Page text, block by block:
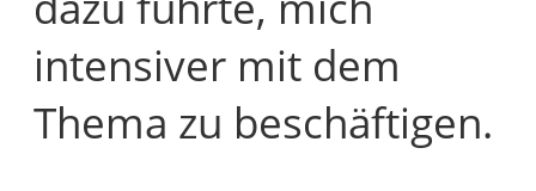
intensiver mit dem
Thema zu beschäftigen.